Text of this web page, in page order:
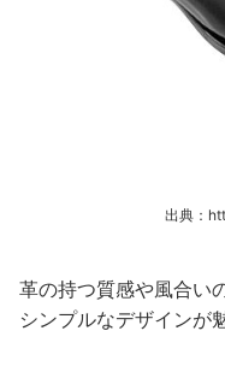
出典：
革の持つ質感や風合い
シンプルなデザインが